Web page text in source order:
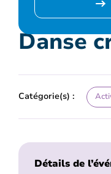
Danse
Catégorie(s) :
Détails de